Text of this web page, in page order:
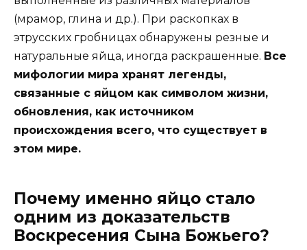
(мрамор, глина и др.). При раскопках в
этрусских гробницах обнаружены резные и
натуральные яйца, иногда раскрашенные. Все
мифологии мира хранят легенды,
связанные с яйцом как символом жизни,
обновления, как источником
происхождения всего, что существует в
этом мире.
Почему именно яйцо стало
одним из доказательств
Воскресения Сына Божьего?